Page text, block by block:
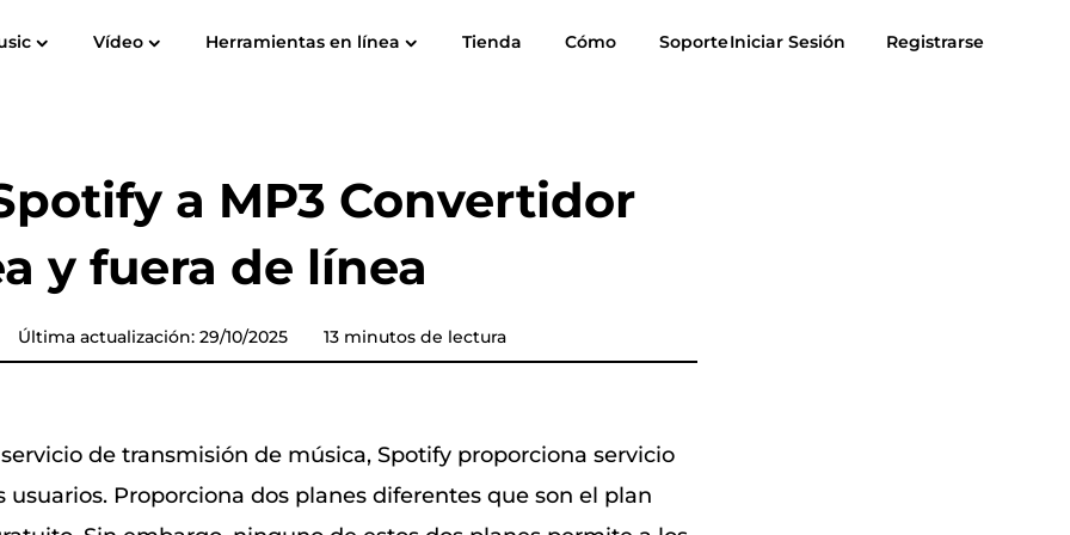
Convertidor de música de
YouTube
Audible Converter
Convertidor de música Pandora
Vídeo Herramientas en línea
MP3
MP3
Tienda Cómo SoporteIniciar Sesión Registrarse
Guía del usuario Preguntas Frecuentes Testimonios Descargar gratis Comprar
a MP3 Convertidor
y fuera de línea
Última actualización: 29/10/2025 13 minutos de lectura
de transmisión de música, Spotify proporciona servicio
usuarios. Proporciona dos planes diferentes que son el plan